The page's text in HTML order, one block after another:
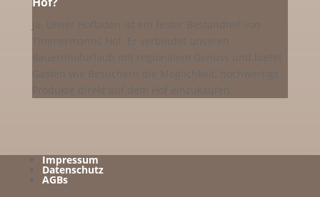
Ja. Unser Hofladen ist ein fester Bestandteil von
Timmermanns Hof. Er verbindet unseren
Bauernhofurlaub mit regionalem Genuss und bietet
Gästen wie Besuchern die Möglichkeit, hochwertige
Produkte direkt auf dem Hof einzukaufen.
Impressum
Datenschutz
AGBs